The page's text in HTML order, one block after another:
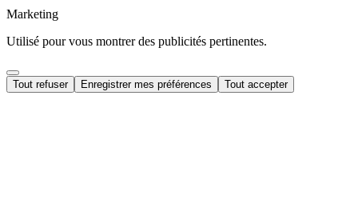
Marketing
Utilisé pour vous montrer des publicités pertinentes.
Tout refuser Enregistrer mes préférences Tout accepter